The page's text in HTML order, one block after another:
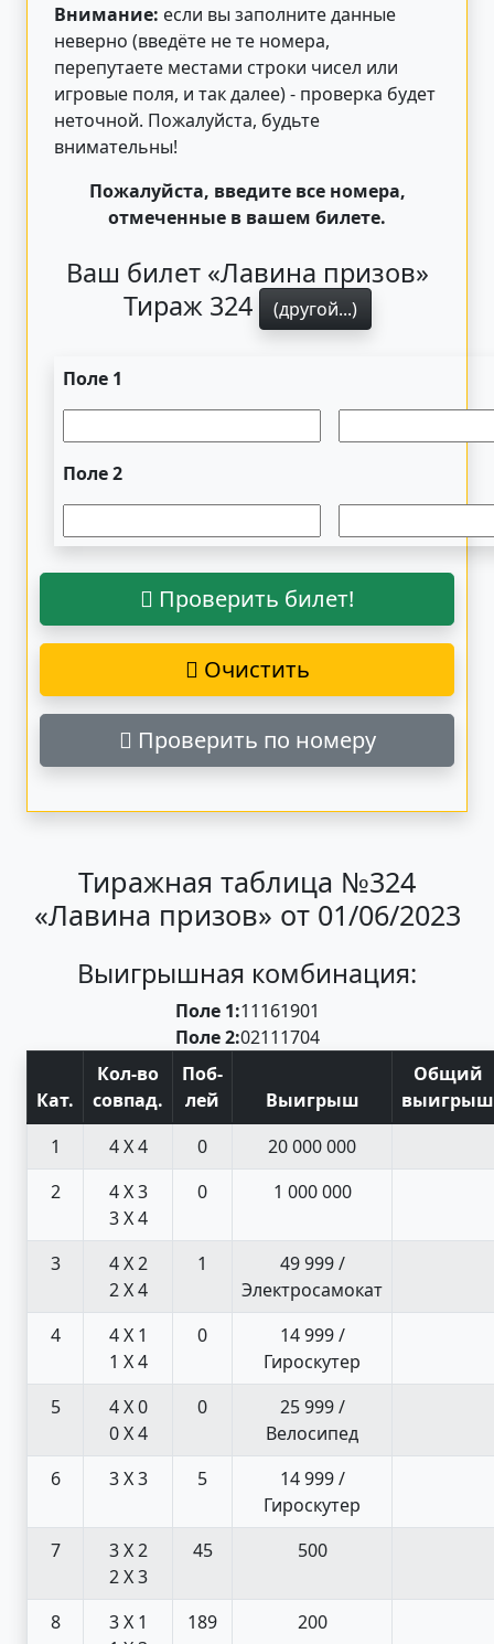
Внимание: если вы заполните данные
неверно (введёте не те номера,
перепутаете местами строки чисел или
игровые поля, и так далее) - проверка будет
неточной. Пожалуйста, будьте
внимательны!
Пожалуйста, введите все номера,
отмеченные в вашем билете.
Ваш билет «Лавина призов»
Тираж 324
(другой...)
Поле 1
Поле 2
Проверить билет!
Очистить
Проверить по номеру
Тиражная таблица №324
«Лавина призов» от 01/06/2023
Выигрышная комбинация:
Поле 1:11161901
Поле 2:02111704
Кат.
Кол-во
совпад.
Поб-
лей
Выигрыш
Общий
выигрыш
1
4 X 4 0
20 000 000
2
4 X 3
3 X 4
0 1 000 000
3
4 X 2
2 X 4
1
49 999 /
Электросамокат
4
4 X 1
1 X 4
0
14 999 /
Гироскутер
5
4 X 0
0 X 4
0
25 999 /
Велосипед
6
3 X 3 5
14 999 /
Гироскутер
7
3 X 2
2 X 3
45 500
8
3 X 1
189 200